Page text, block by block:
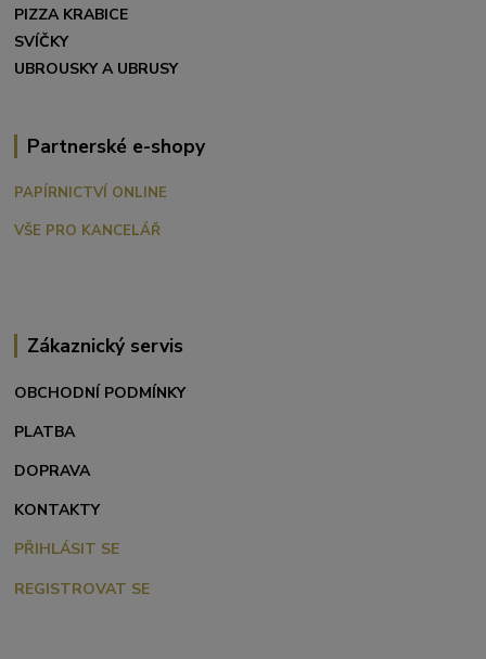
PIZZA KRABICE
SVÍČKY
UBROUSKY A UBRUSY
Partnerské e-shopy
PAPÍRNICTVÍ ONLINE
VŠE PRO KANCELÁŘ
Zákaznický servis
OBCHODNÍ PODMÍNKY
PLATBA
DOPRAVA
KONTAKTY
PŘIHLÁSIT SE
REGISTROVAT SE